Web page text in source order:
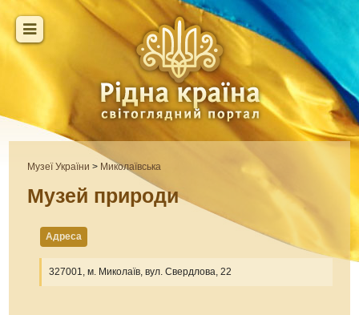
Музеї України > Миколаївська
Музей природи
Адреса
327001, м. Миколаїв, вул. Свердлова, 22